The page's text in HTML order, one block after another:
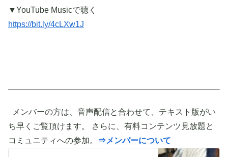
▼YouTube Musicで聴く
https://bit.ly/4cLXw1J
メンバーの方は、音声配信と合わせて、テキスト版がい
ち早くご覧頂けます。 さらに、有料コンテンツ見放題と
コミュニティへの参加。
⇒メンバーについて